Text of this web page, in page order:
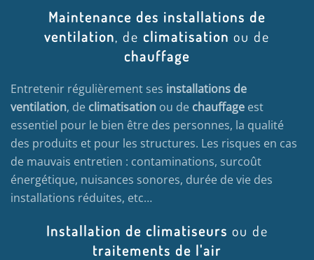
Maintenance des installations de
ventilation, de climatisation ou de
chauffage
Entretenir régulièrement ses installations de
ventilation, de climatisation ou de chauffage est
essentiel pour le bien être des personnes, la qualité
des produits et pour les structures. Les risques en cas
de mauvais entretien : contaminations, surcoût
énergétique, nuisances sonores, durée de vie des
installations réduites, etc…
Installation de climatiseurs ou de
traitements de l'air